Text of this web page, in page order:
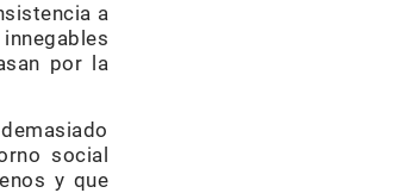
a
por la
social
y que